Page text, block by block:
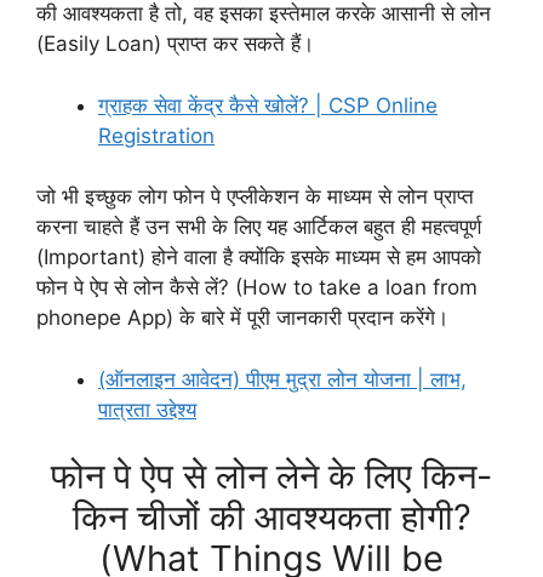
की आवश्यकता है तो, वह इसका इस्तेमाल करके आसानी से लोन
(Easily Loan) प्राप्त कर सकते हैं।
ग्राहक सेवा केंद्र कैसे खोलें? | CSP Online
Registration
जो भी इच्छुक लोग फोन पे एप्लीकेशन के माध्यम से लोन प्राप्त
करना चाहते हैं उन सभी के लिए यह आर्टिकल बहुत ही महत्वपूर्ण
(Important) होने वाला है क्योंकि इसके माध्यम से हम आपको
फोन पे ऐप से लोन कैसे लें? (How to take a loan from
phonepe App) के बारे में पूरी जानकारी प्रदान करेंगे।
(ऑनलाइन आवेदन) पीएम मुद्रा लोन योजना | लाभ,
पात्रता उद्देश्य
फोन पे ऐप से लोन लेने के लिए किन-
किन चीजों की आवश्यकता होगी?
(What Things Will be